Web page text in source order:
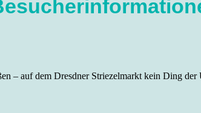
– auf dem Dresdner Striezelmarkt kein Ding